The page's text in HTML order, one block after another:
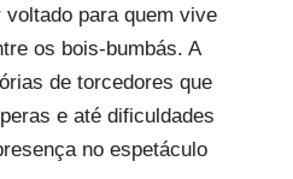
para quem vive
os bois-bumbás. A
de torcedores que
e até dificuldades
no espetáculo